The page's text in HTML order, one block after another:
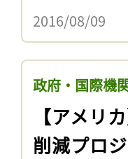
2016/08/09
政府・国際機
【アメリ
削減プロ